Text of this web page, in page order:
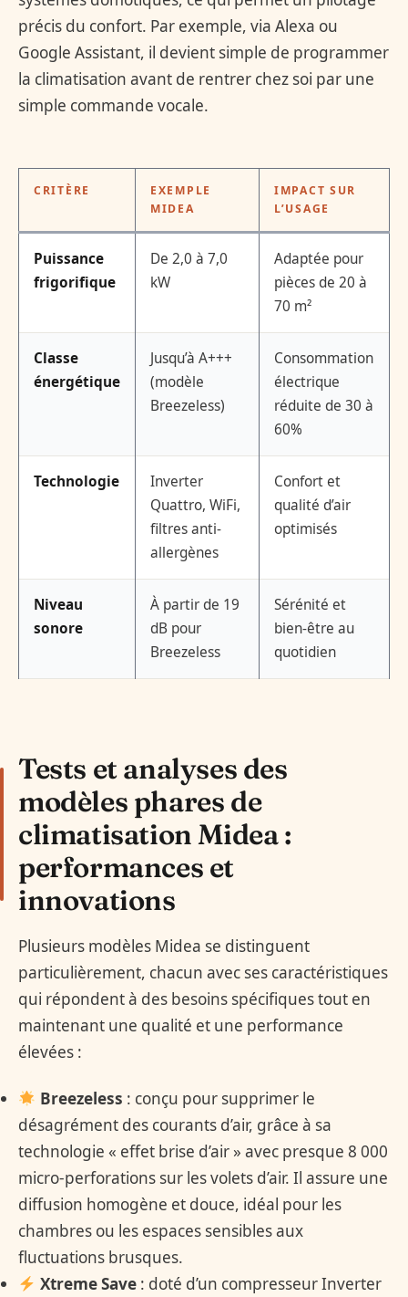
précis du confort. Par exemple, via Alexa ou
Google Assistant, il devient simple de programmer
la climatisation avant de rentrer chez soi par une
simple commande vocale.
CRITÈRE
EXEMPLE
MIDEA
IMPACT SUR
L’USAGE
Puissance
frigorifique
De 2,0 à 7,0
kW
Adaptée pour
pièces de 20 à
70 m²
Classe
énergétique
Jusqu’à A+++
(modèle
Breezeless)
Consommation
électrique
réduite de 30 à
60%
Technologie
Inverter
Quattro, WiFi,
filtres anti-
allergènes
Confort et
qualité d’air
optimisés
Niveau
sonore
À partir de 19
dB pour
Breezeless
Sérénité et
bien-être au
quotidien
Tests et analyses des
modèles phares de
climatisation Midea :
performances et
innovations
Plusieurs modèles Midea se distinguent
particulièrement, chacun avec ses caractéristiques
qui répondent à des besoins spécifiques tout en
maintenant une qualité et une performance
élevées :
Breezeless : conçu pour supprimer le
désagrément des courants d’air, grâce à sa
technologie « effet brise d’air » avec presque 8 000
micro-perforations sur les volets d’air. Il assure une
diffusion homogène et douce, idéal pour les
chambres ou les espaces sensibles aux
fluctuations brusques.
Xtreme Save: doté d’un compresseur Inverter